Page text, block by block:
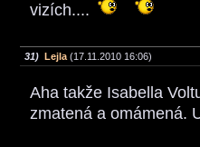
vizích....
31) Lejla (17.11.2010 16:06)
Aha takže Isabella
zmatená a omámená.